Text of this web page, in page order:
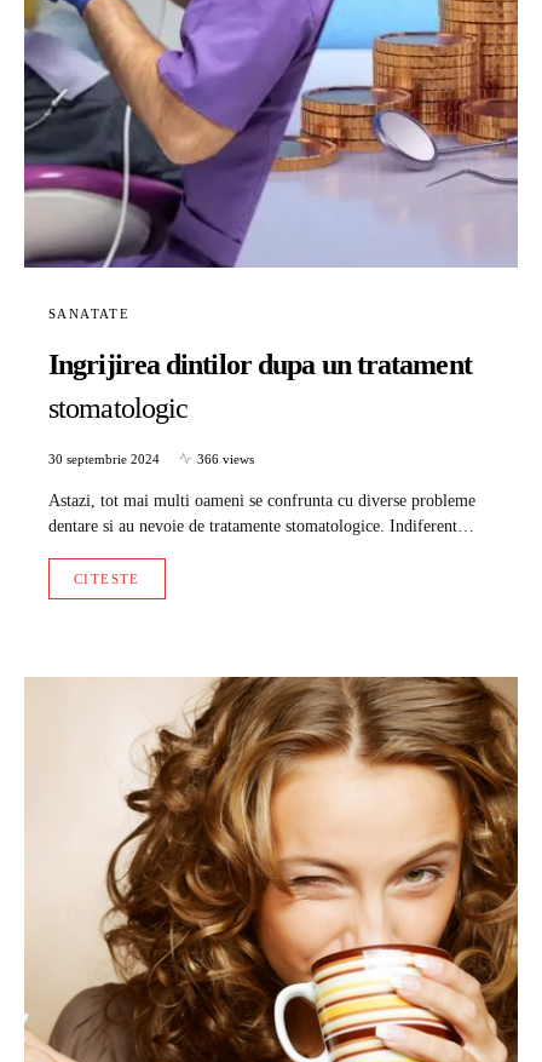
SANATATE
Ingrijirea dintilor dupa un tratament
stomatologic
30 septembrie 2024 366 views
Astazi, tot mai multi oameni se confrunta cu diverse probleme
dentare si au nevoie de tratamente stomatologice. Indiferent…
CITESTE